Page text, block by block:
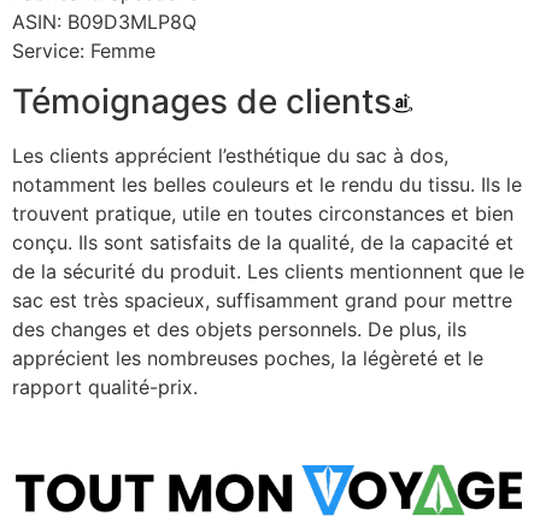
ASIN: B09D3MLP8Q
Service: Femme
Témoignages de clients
Les clients apprécient l’esthétique du sac à dos,
notamment les belles couleurs et le rendu du tissu. Ils le
trouvent pratique, utile en toutes circonstances et bien
conçu. Ils sont satisfaits de la qualité, de la capacité et
de la sécurité du produit. Les clients mentionnent que le
sac est très spacieux, suffisamment grand pour mettre
des changes et des objets personnels. De plus, ils
apprécient les nombreuses poches, la légèreté et le
rapport qualité-prix.